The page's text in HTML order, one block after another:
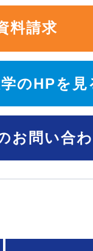
料請求
のHPを見
お問い合